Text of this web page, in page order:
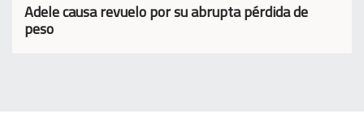
Adele causa revuelo por su abrupta pérdida de
peso